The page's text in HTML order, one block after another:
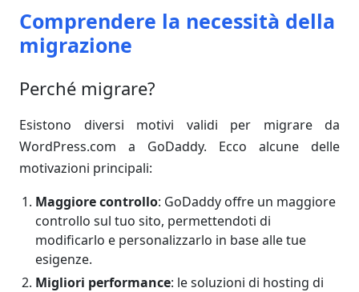
Comprendere la necessità della
migrazione
Perché migrare?
Esistono diversi motivi validi per migrare da
WordPress.com a GoDaddy. Ecco alcune delle
motivazioni principali:
Maggiore controllo: GoDaddy offre un maggiore
controllo sul tuo sito, permettendoti di
modificarlo e personalizzarlo in base alle tue
esigenze.
Migliori performance: le soluzioni di hosting di